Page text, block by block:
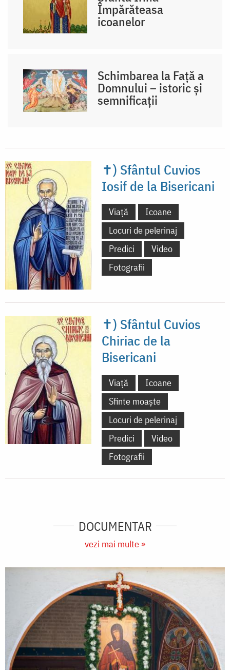
Împărăteasa
icoanelor
Schimbarea la Față a
Domnului – istoric și
semnificații
✝) Sfântul Cuvios
Iosif de la Bisericani
Viață
Icoane
Locuri de pelerinaj
Predici
Video
Fotografii
✝) Sfântul Cuvios
Chiriac de la
Bisericani
Viață
Icoane
Sfinte moaște
Locuri de pelerinaj
Predici
Video
Fotografii
DOCUMENTAR
vezi mai multe »